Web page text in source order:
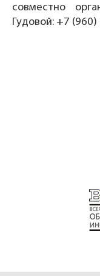
совместно
Гудовой: +7